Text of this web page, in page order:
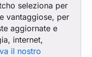
seleziona per
vantaggiose, per
aggiornate e
internet,
il nostro